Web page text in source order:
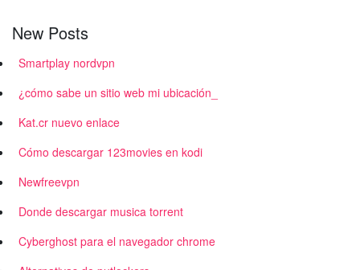
New Posts
Smartplay nordvpn
¿cómo sabe un sitio web mi ubicación_
Kat.cr nuevo enlace
Cómo descargar 123movies en kodi
Newfreevpn
Donde descargar musica torrent
Cyberghost para el navegador chrome